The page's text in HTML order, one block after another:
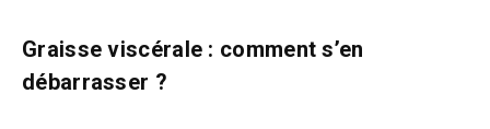
Graisse viscérale : comment s’en
débarrasser ?